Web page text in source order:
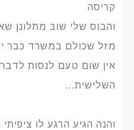
קריסה
והבוס שלי שוב מתלונן
מזל שכולם במשרד כבר
אין שום טעם לנסות
השלישית…
והנה הגיע הרגע לו